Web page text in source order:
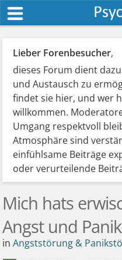
Lieber Forenbesucher,
dieses Forum dient
und Austausch zu
findet sie hier, und wer
willkommen.
Umgang respektvoll
Atmosphäre sind
einfühlsame Beiträge
oder verurteilende
Mich hats
Angst und Panik
inAngststörung &